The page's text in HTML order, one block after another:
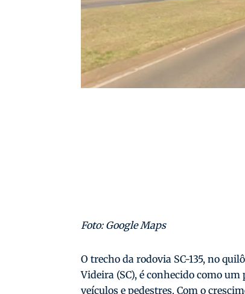
Foto: Google Maps
O trecho da rodovia SC-135, no
Videira (SC), é conhecido como
veículos e pedestres. Com o